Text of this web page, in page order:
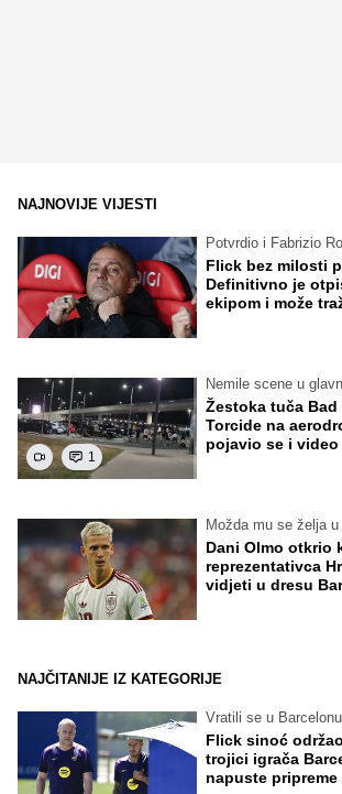
NAJNOVIJE VIJESTI
Potvrdio i Fabrizio
Flick bez milosti
Definitivno je
ekipom i može
1
Nemile scene u
Žestoka tuča Bad
Torcide na
pojavio se i video
Možda mu se želja
Dani Olmo otkrio
reprezentativca
vidjeti u dresu
NAJČITANIJE IZ KATEGORIJE
Vratili se u Barcelonu
Flick sinoć
trojici igrača
napuste pripreme